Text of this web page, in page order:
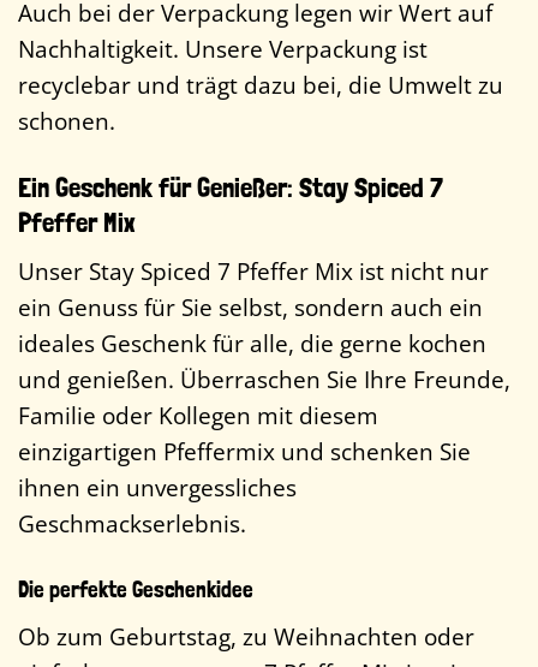
Auch bei der Verpackung legen wir Wert auf
Nachhaltigkeit. Unsere Verpackung ist
recyclebar und trägt dazu bei, die Umwelt zu
schonen.
Ein Geschenk für Genießer: Stay Spiced 7
Pfeffer Mix
Unser Stay Spiced 7 Pfeffer Mix ist nicht nur
ein Genuss für Sie selbst, sondern auch ein
ideales Geschenk für alle, die gerne kochen
und genießen. Überraschen Sie Ihre Freunde,
Familie oder Kollegen mit diesem
einzigartigen Pfeffermix und schenken Sie
ihnen ein unvergessliches
Geschmackserlebnis.
Die perfekte Geschenkidee
Ob zum Geburtstag, zu Weihnachten oder